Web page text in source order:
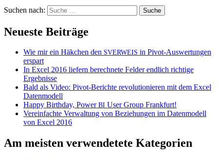
Suchen nach:
Neueste Beiträge
Wie mir ein Häkchen den SVERWEIS in Pivot-Auswertungen
erspart
In Excel 2016 liefern berechnete Felder endlich richtige
Ergebnisse
Bald als Video: Pivot-Berichte revolutionieren mit dem Excel
Datenmodell
Happy Birthday, PowerBI User Group Frankfurt!
Vereinfachte Verwaltung von Beziehungen im Datenmodell
von Excel 2016
Am meisten verwendetete Kategorien